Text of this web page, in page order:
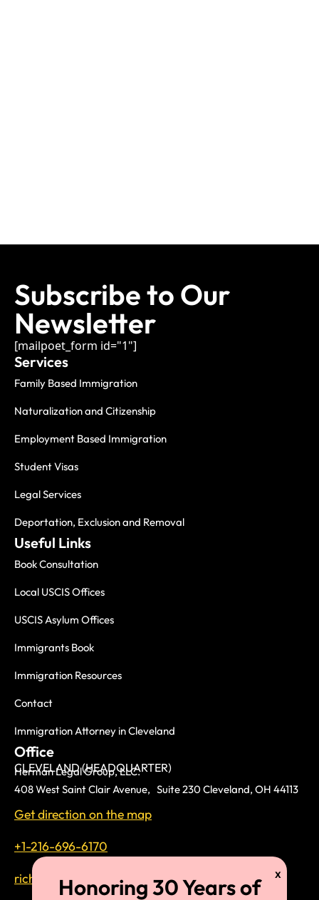
Subscribe to Our
Newsletter
[mailpoet_form id="1"]
Services
Family Based Immigration
Naturalization and Citizenship
Employment Based Immigration
Student Visas
Legal Services
Deportation, Exclusion and Removal
Useful Links
Book Consultation
Local USCIS Offices
USCIS Asylum Offices
Immigrants Book
Immigration Resources
Contact
Immigration Attorney in Cleveland
Office
CLEVELAND (HEADQUARTER)
Herman Legal Group, LLC.
408 West Saint Clair Avenue, Suite 230 Cleveland, OH 44113
Get direction on the map
+1-216-696-6170
richardtmherman@gmail.com